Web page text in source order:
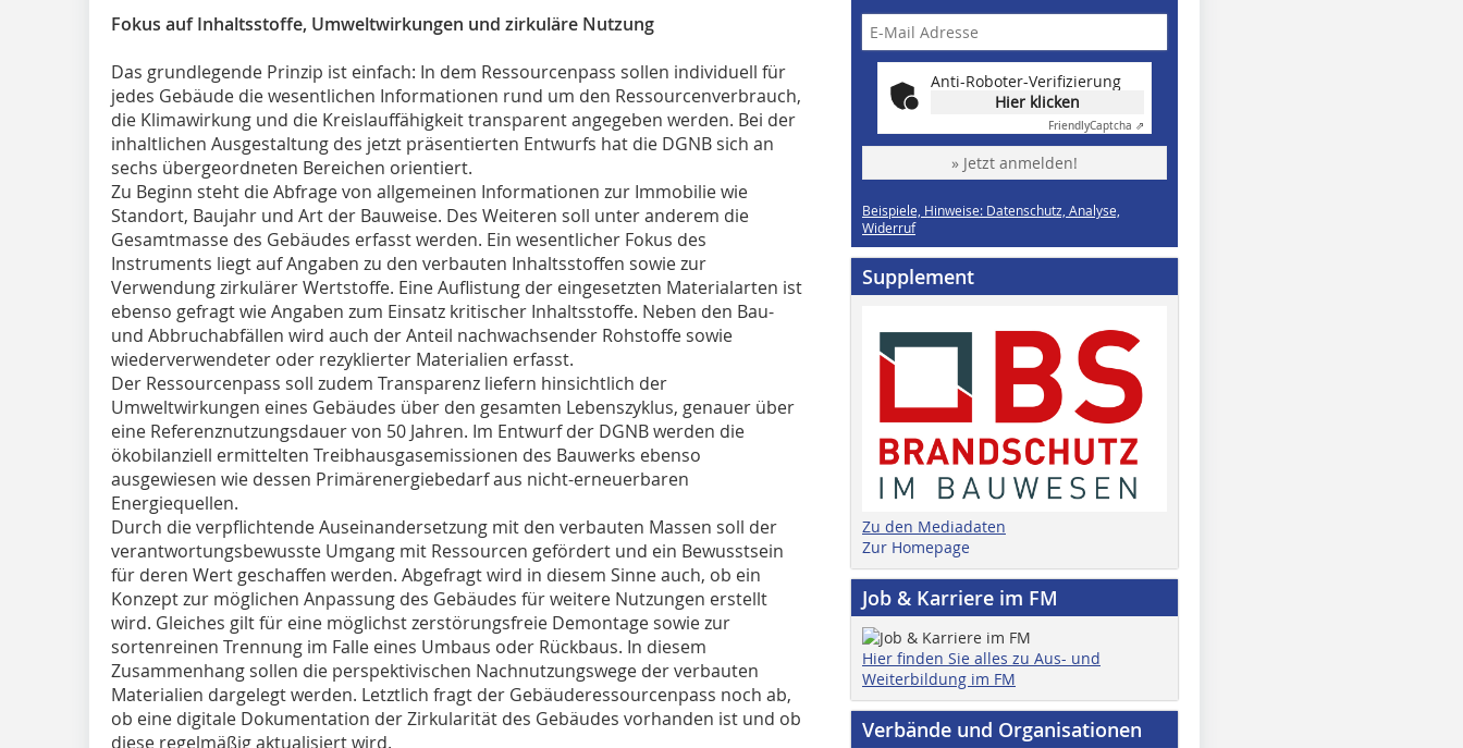
Fokus auf Inhaltsstoffe, Umweltwirkungen und zirkuläre Nutzung
Das grundlegende Prinzip ist einfach: In dem Ressourcenpass sollen individuell für
jedes Gebäude die wesentlichen Informationen rund um den Ressourcenverbrauch,
die Klimawirkung und die Kreislauffähigkeit transparent angegeben werden. Bei der
inhaltlichen Ausgestaltung des jetzt präsentierten Entwurfs hat die DGNB sich an
sechs übergeordneten Bereichen orientiert.
Zu Beginn steht die Abfrage von allgemeinen Informationen zur Immobilie wie
Standort, Baujahr und Art der Bauweise. Des Weiteren soll unter anderem die
Gesamtmasse des Gebäudes erfasst werden. Ein wesentlicher Fokus des
Instruments liegt auf Angaben zu den verbauten Inhaltsstoffen sowie zur
Verwendung zirkulärer Wertstoffe. Eine Auflistung der eingesetzten Materialarten ist
ebenso gefragt wie Angaben zum Einsatz kritischer Inhaltsstoffe. Neben den Bau-
und Abbruchabfällen wird auch der Anteil nachwachsender Rohstoffe sowie
wiederverwendeter oder rezyklierter Materialien erfasst.
Der Ressourcenpass soll zudem Transparenz liefern hinsichtlich der
Umweltwirkungen eines Gebäudes über den gesamten Lebenszyklus, genauer über
eine Referenznutzungsdauer von 50 Jahren. Im Entwurf der DGNB werden die
ökobilanziell ermittelten Treibhausgasemissionen des Bauwerks ebenso
ausgewiesen wie dessen Primärenergiebedarf aus nicht-erneuerbaren
Energiequellen.
Durch die verpflichtende Auseinandersetzung mit den verbauten Massen soll der
verantwortungsbewusste Umgang mit Ressourcen gefördert und ein Bewusstsein
für deren Wert geschaffen werden. Abgefragt wird in diesem Sinne auch, ob ein
Konzept zur möglichen Anpassung des Gebäudes für weitere Nutzungen erstellt
wird. Gleiches gilt für eine möglichst zerstörungsfreie Demontage sowie zur
sortenreinen Trennung im Falle eines Umbaus oder Rückbaus. In diesem
Zusammenhang sollen die perspektivischen Nachnutzungswege der verbauten
Materialien dargelegt werden. Letztlich fragt der Gebäuderessourcenpass noch ab,
ob eine digitale Dokumentation der Zirkularität des Gebäudes vorhanden ist und ob
diese regelmäßig aktualisiert wird.
Anti-Roboter-Verifizierung
Hier klicken
FriendlyCaptcha ⇗
» Jetzt anmelden!
Beispiele, Hinweise: Datenschutz, Analyse,
Widerruf
Supplement
Zu den Mediadaten
Zur Homepage
Job & Karriere im FM
Hier finden Sie alles zu Aus- und
Weiterbildung im FM
Verbände und Organisationen